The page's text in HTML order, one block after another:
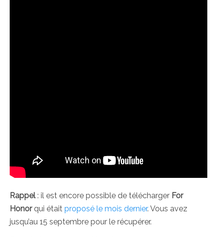
Rappel: il est encore possible de télécharger For
Honor qui était proposé le mois dernier. Vous avez
jusqu’au 15 septembre pour le récupérer.